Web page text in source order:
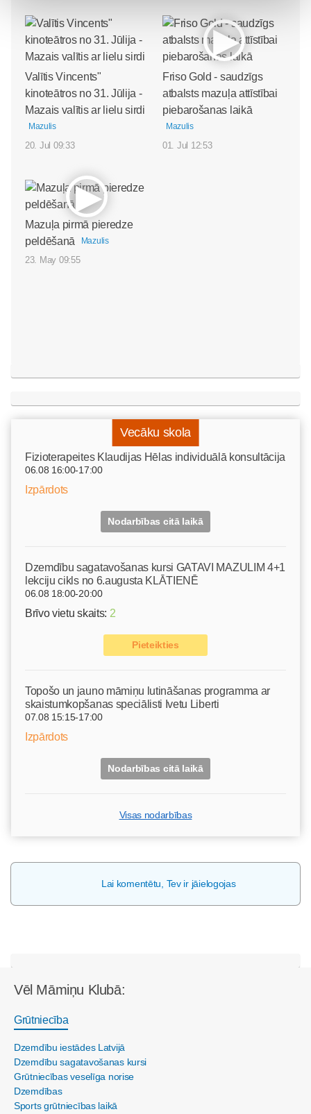
Valītis Vincents"
kinoteātros no 31. Jūlija -
Mazais valītis ar lielu sirdi
Mazulis
20. Jul 09:33
Friso Gold - saudzīgs
atbalsts mazuļa attīstībai
piebarošanas laikā
Mazulis
01. Jul 12:53
Mazuļa pirmā pieredze
peldēšanā
Mazulis
23. May 09:55
Vecāku skola
Fizioterapeites Klaudijas Hēlas individuālā konsultācija
06.08 16:00-17:00
Izpārdots
Nodarbības citā laikā
Dzemdību sagatavošanas kursi GATAVI MAZULIM 4+1
lekciju cikls no 6.augusta KLĀTIENĒ
06.08 18:00-20:00
Brīvo vietu skaits: 2
Pieteikties
Topošo un jauno māmiņu lutināšanas programma ar
skaistumkopšanas speciālisti Ivetu Liberti
07.08 15:15-17:00
Izpārdots
Nodarbības citā laikā
Visas nodarbības
Lai komentētu, Tev ir jāielogojas
Vēl Māmiņu Klubā:
Grūtniecība
Dzemdību iestādes Latvijā
Dzemdību sagatavošanas kursi
Grūtniecības veselīga norise
Dzemdības
Sports grūtniecības laikā